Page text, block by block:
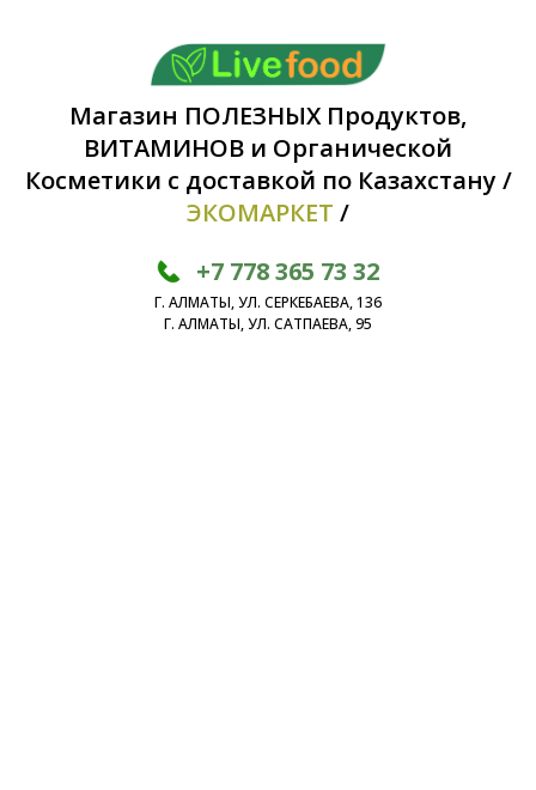
Магазин ПОЛЕЗНЫХ Продуктов,
ВИТАМИНОВ и Органической
Косметики с доставкой по Казахстану /
ЭКОМАРКЕТ /
+7 778 365 73 32
Г. АЛМАТЫ, УЛ. СЕРКЕБАЕВА, 136
Г. АЛМАТЫ, УЛ. САТПАЕВА, 95